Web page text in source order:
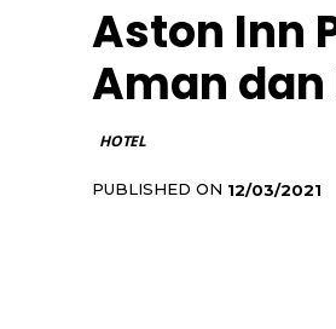
Aston Inn
Aman
HOTEL
PUBLISHED ON 12/03/2021